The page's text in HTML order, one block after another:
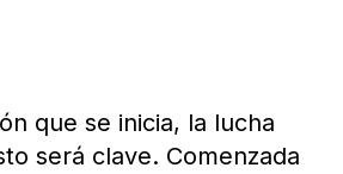
que se inicia, la lucha
será clave. Comenzada